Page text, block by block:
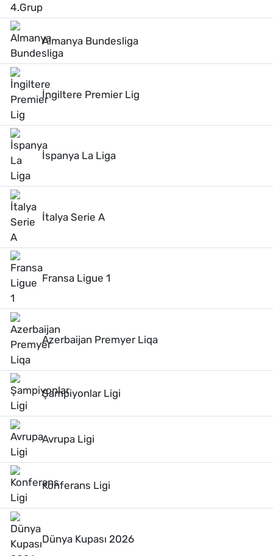
Almanya Bundesliga
İngiltere Premier Lig
İspanya La Liga
İtalya Serie A
Fransa Ligue 1
Azerbaijan Premyer Liqa
Şampiyonlar Ligi
Avrupa Ligi
Konferans Ligi
Dünya Kupası 2026